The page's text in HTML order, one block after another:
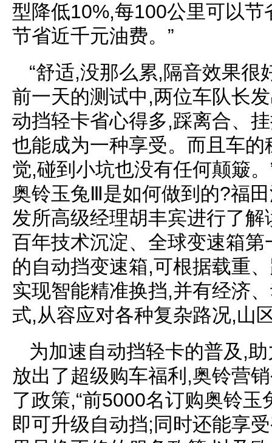
型降低10%,每100公里可以
节省近千元油费。”
“舒适,没那么累,隔音效果很
前一天的测试中,两位车队长
动挡轻卡省心得多,踩离合、
也能成为一种享受。而且车
觉,碰到小坑也没有任何颠簸
奥铃玉兔Ⅲ是如何做到的?福
发所高级经理胡丰宾进行了
百年技术沉淀、全球变速箱
的自动挡变速箱,可根据载重
实现智能精准换挡,并有经济
式,从容应对各种复杂路况,山
为加速自动挡轻卡的普及,
放出了超级购车福利,奥铃营
了政策,“前5000名订购奥铃
即可升级自动挡;同时还能享